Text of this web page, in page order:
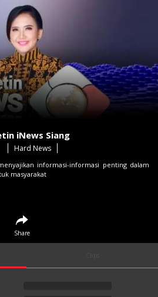
iNews Siang
Hard News
informasi-informasi penting dalam
masyarakat
Share
Clips